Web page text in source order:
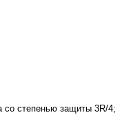
со степенью защиты 3R/4;